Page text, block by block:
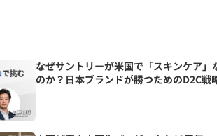
なぜサントリーが米国で「スキンケア」
のか？日本ブランドが勝つためのD2C戦